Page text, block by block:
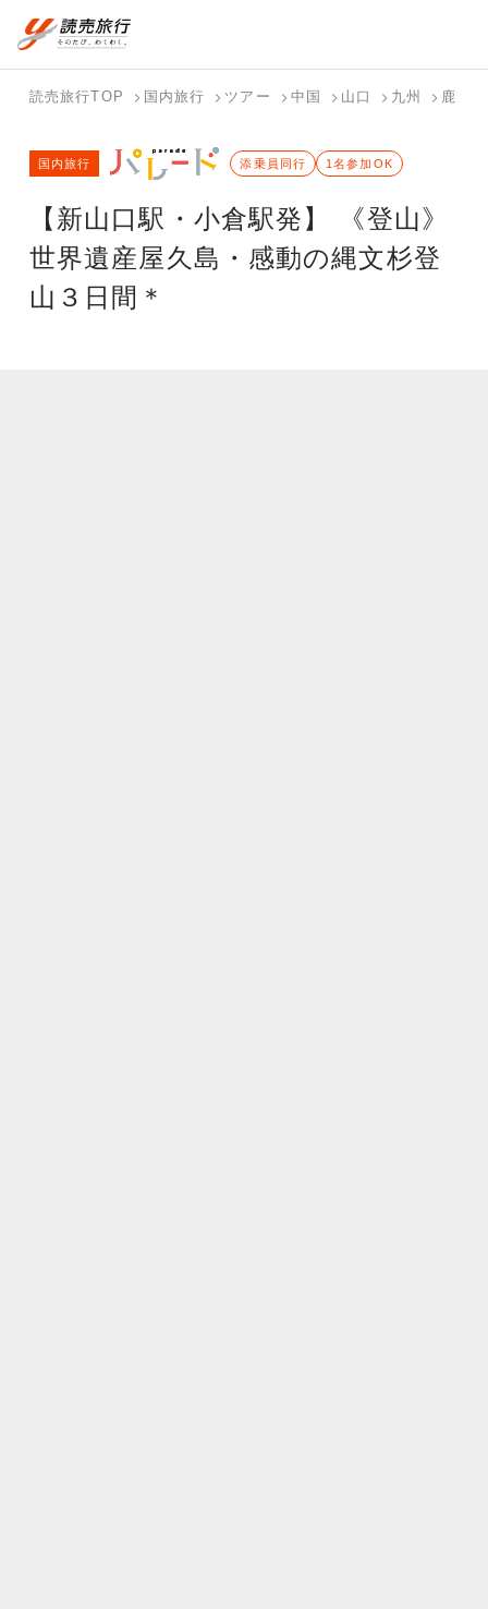
国内旅行トップ
バスツアー
を探す
個人旅行
（ブーケ）を探す
ら探す
テーマから写真から探
海外旅行トップ
海外特集か
ら探す
テーマから
探す
す
読売旅行TOP 国内旅行 ツアー 中国 山口 九州 鹿児島
【新山口駅・小倉駅発】 《登山》
世界遺産屋久島・感動の縄文杉登
山３日間＊
国内旅行 添乗員同行 1名参加OK